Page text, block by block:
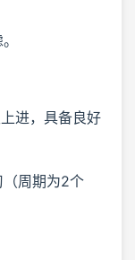
进，具备良好
（周期为2个